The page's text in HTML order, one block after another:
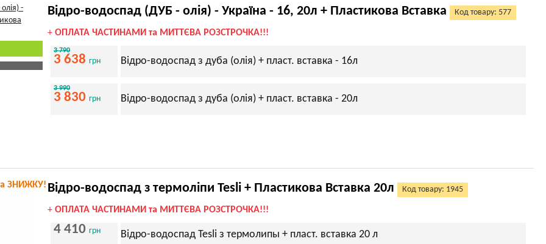
Відро-водоспад (ДУБ - олія) - Україна - 16, 20л + Пластикова Вставка Код товару: 577
+ ОПЛАТА ЧАСТИНАМИ та МИТТЄВА РОЗСТРОЧКА!!!
3 790
3 638 грн Відро-водоспад з дуба (олія) + пласт. вставка - 16л
3 990
3 830 грн Відро-водоспад з дуба (олія) + пласт. вставка - 20л
ЗНИЖКУ! Відро-водоспад з термоліпи Tesli + Пластикова Вставка 20л Код товару: 1945
+ ОПЛАТА ЧАСТИНАМИ та МИТТЄВА РОЗСТРОЧКА!!!
4 410 грн Відро-водоспад Tesli з термолипы + пласт. вставка 20 л